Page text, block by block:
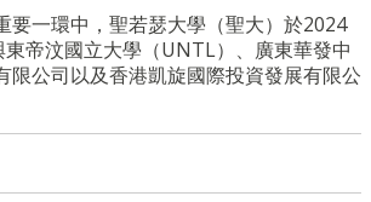
要一環中，聖若瑟大學（聖大）於2024
帝汶國立大學（UNTL）、廣東華發中
限公司以及香港凱旋國際投資發展有限公